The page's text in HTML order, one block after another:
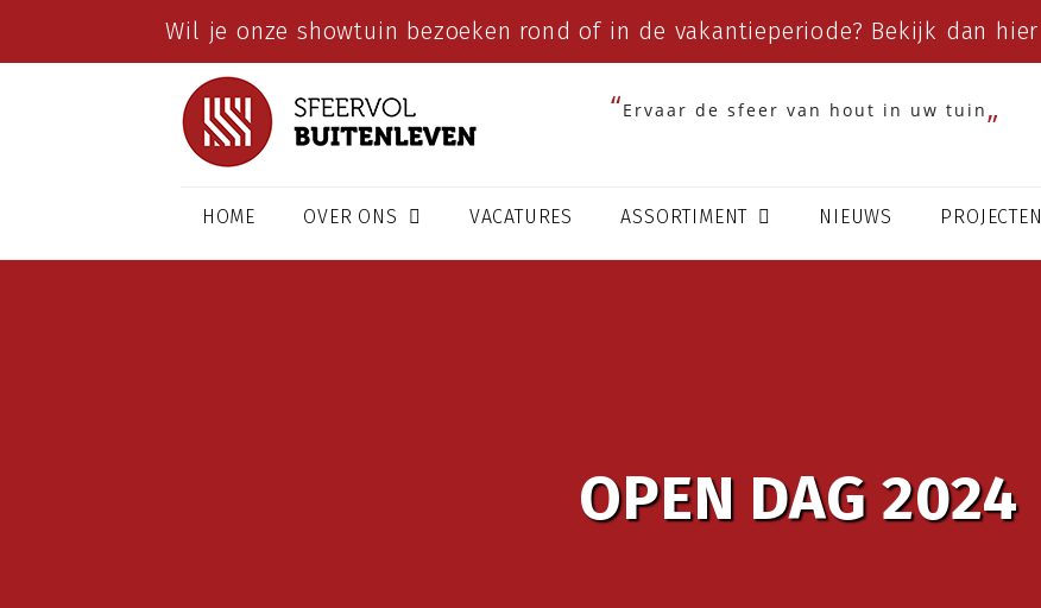
Wil je onze showtuin bezoeken rond of in de vakantieperiode? Bekijk dan hier
Ervaar de sfeer van hout in uw tuin
HOME OVER ONS VACATURES ASSORTIMENT NIEUWS PROJECTEN
OPEN DAG 2024